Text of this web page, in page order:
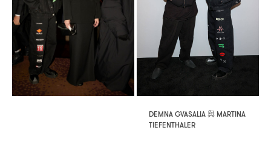
DEMNA GVASALIA與 MARTINA
TIEFENTHALER